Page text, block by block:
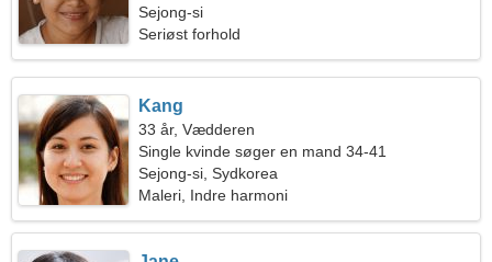
Sejong-si
Seriøst forhold
Kang
33 år, Vædderen
Single kvinde søger en mand 34-41
Sejong-si, Sydkorea
Maleri, Indre harmoni